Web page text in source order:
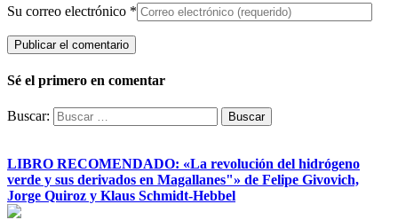
Su correo electrónico *
Sé el primero en comentar
Buscar:
LIBRO RECOMENDADO: «La revolución del hidrógeno
verde y sus derivados en Magallanes"» de Felipe Givovich,
Jorge Quiroz y Klaus Schmidt-Hebbel